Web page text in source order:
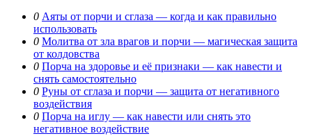
0 Аяты от порчи и сглаза — когда и как правильно
использовать
0 Молитва от зла врагов и порчи — магическая защита
от колдовства
0 Порча на здоровье и её признаки — как навести и
снять самостоятельно
0 Руны от сглаза и порчи — защита от негативного
воздействия
0 Порча на иглу — как навести или снять это
негативное воздействие